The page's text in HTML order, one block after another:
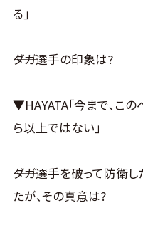
る｣
――ダガ選手の印象は?
▼HAYATA｢今まで､この
ら以上ではない｣
――ダガ選手を破って防衛
たが､その真意は?